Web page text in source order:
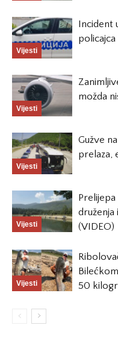
Vijesti
Incident
Vijesti
možda
Vijesti
Gužve
prelaza,
Vijesti
druženja
(VIDEO)
Vijesti
50